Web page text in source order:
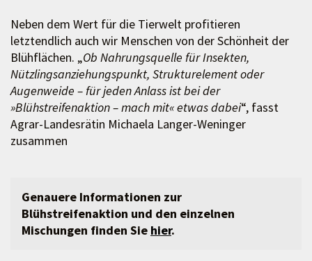
Neben dem Wert für die Tierwelt profitieren
letztendlich auch wir Menschen von der Schönheit der
Blühflächen. „Ob Nahrungsquelle für Insekten,
Nützlingsanziehungspunkt, Strukturelement oder
Augenweide – für jeden Anlass ist bei der
»Blühstreifenaktion – mach mit« etwas dabei“, fasst
Agrar-Landesrätin Michaela Langer-Weninger
zusammen
Genauere Informationen zur
Blühstreifenaktion und den einzelnen
Mischungen finden Sie hier.